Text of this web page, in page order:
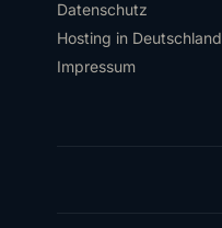
Datenschutz
Hosting in Deutschland
Impressum